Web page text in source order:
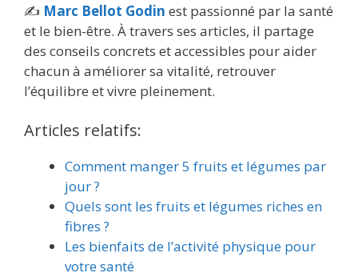
✍️ Marc Bellot Godin est passionné par la santé
et le bien-être. À travers ses articles, il partage
des conseils concrets et accessibles pour aider
chacun à améliorer sa vitalité, retrouver
l’équilibre et vivre pleinement.
Articles relatifs:
Comment manger 5 fruits et légumes par
jour ?
Quels sont les fruits et légumes riches en
fibres ?
Les bienfaits de l’activité physique pour
votre santé